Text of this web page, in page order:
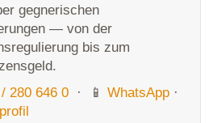
gegnerischen
— von der
bis zum
280 646 0 · 📱 WhatsApp ·